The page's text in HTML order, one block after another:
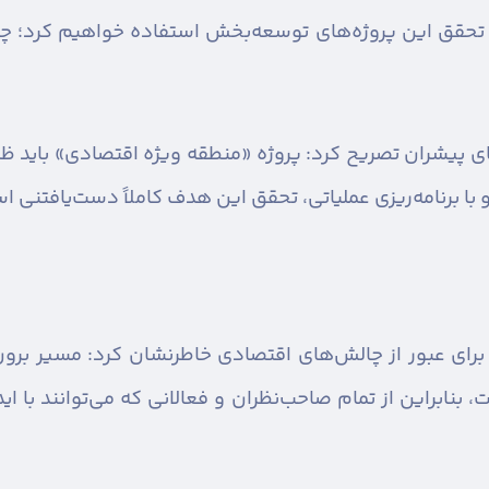
تحقق این پروژه‌های توسعه‌بخش استفاده خواهیم
پیشران تصریح کرد: پروژه «منطقه ویژه اقتصادی»
برنامه‌ریزی عملیاتی، تحقق این هدف کاملاً دست‌یافتنی
برای عبور از چالش‌های اقتصادی خاطرنشان کرد: مسیر
بنابراین از تمام صاحب‌نظران و فعالانی که می‌توانند